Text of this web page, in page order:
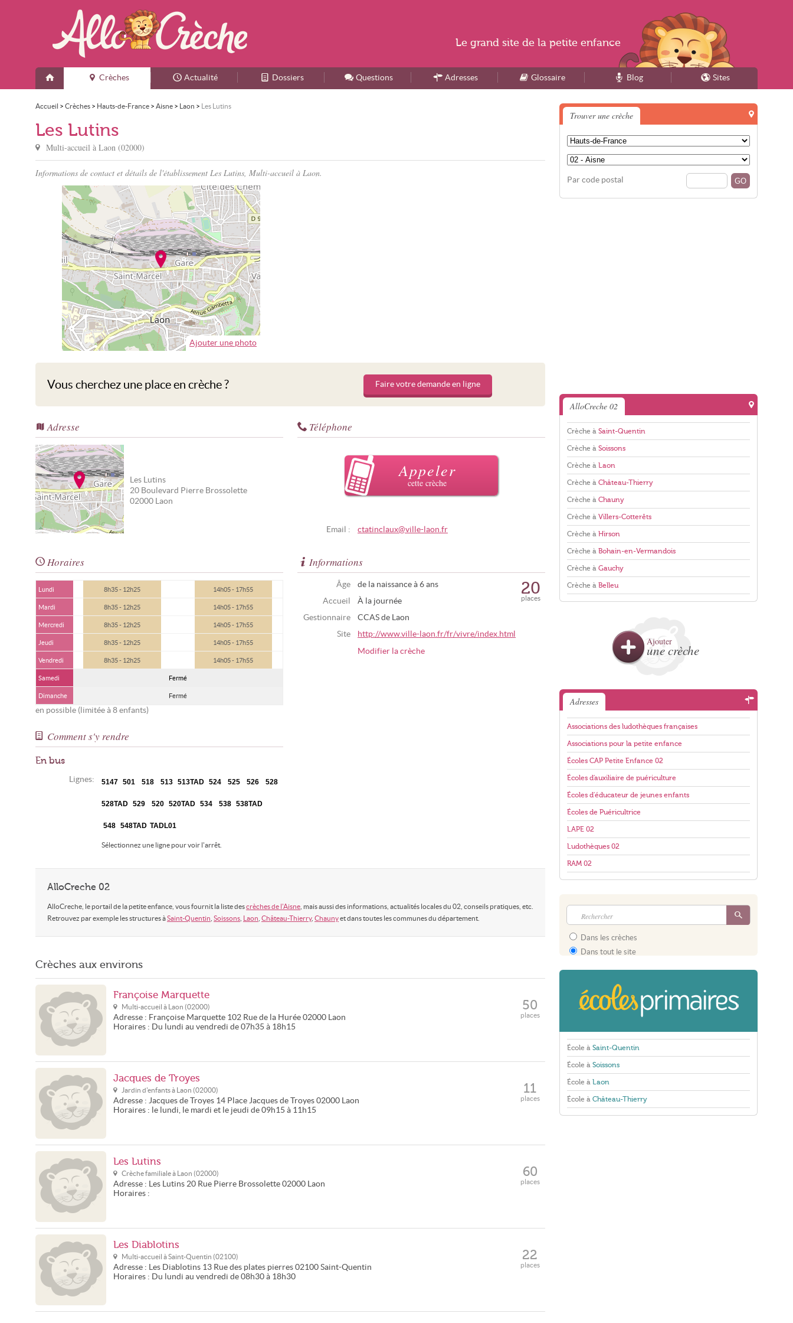
Accueil
Crèches Actualité Dossiers Questions Adresses Glossaire Blog Sites
Accueil > Crèches > Hauts-de-France > Aisne > Laon > Les Lutins
Les Lutins
Multi-accueil à Laon (02000)
Informations de contact et détails de l'établissement Les Lutins, Multi-accueil à Laon.
Ajouter une photo
Vous cherchez une place en crèche ? Faire votre demande en ligne
Adresse
Les Lutins
20 Boulevard Pierre Brossolette
02000 Laon
Téléphone
Appeler
cette crèche
Email : ctatinclaux@ville-laon.fr
Horaires
Lundi 8h35 - 12h25 14h05 - 17h55
Mardi 8h35 - 12h25 14h05 - 17h55
Mercredi 8h35 - 12h25 14h05 - 17h55
Jeudi 8h35 - 12h25 14h05 - 17h55
Vendredi 8h35 - 12h25 14h05 - 17h55
Samedi Fermé
Dimanche Fermé
en possible (limitée à 8 enfants)
Informations
Âge
de la naissance à 6 ans
Accueil
À la journée
Gestionnaire
CCAS de Laon
Site
http://www.ville-laon.fr/fr/vivre/index.html
places
20
Modifier la crèche
Comment s'y rendre
En bus
Lignes: 5147 501 518 513 513TAD 524 525 526 528
528TAD 529 520 520TAD 534 538 538TAD
548 548TAD TADL01
Sélectionnez une ligne pour voir l'arrêt.
AlloCreche 02
AlloCreche, le portail de la petite enfance, vous fournit la liste descrèches de l'Aisne , mais aussi des informations, actualités locales du 02, conseils pratiques, etc.
Retrouvez par exemple les structures àSaint-Quentin Soissons Laon Château-Thierry, Chaunyet dans toutes les communes du département.
Crèches aux environs
Françoise Marquette
Multi-accueil à Laon (02000)
Adresse : Françoise Marquette 102 Rue de la Hurée 02000 Laon
Horaires : Du lundi au vendredi de 07h35 à 18h15
50
places
Jacques de Troyes
Jardin d'enfants à Laon (02000)
Adresse : Jacques de Troyes 14 Place Jacques de Troyes 02000 Laon
Horaires : le lundi, le mardi et le jeudi de 09h15 à 11h15
11
places
Les Lutins
Crèche familiale à Laon (02000)
Adresse : Les Lutins 20 Rue Pierre Brossolette 02000 Laon
Horaires :
60
places
Les Diablotins
Multi-accueil àSaint-Quentin (02100)
Adresse : Les Diablotins 13 Rue des plates pierres 02100 Saint-Quentin
Horaires : Du lundi au vendredi de 08h30 à 18h30
22
places
Trouver une crèche
Par code postal
AlloCreche 02
Crèche à Saint-Quentin
Crèche à Soissons
Crèche à Laon
Crèche à Château-Thierry
Crèche à Chauny
Crèche à Villers-Cotterêts
Crèche à Hirson
Crèche à Bohain-en-Vermandois
Crèche à Gauchy
Crèche à Belleu
Ajouter
une crèche
Adresses
Associations des ludothèques françaises
Associations pour la petite enfance
Écoles CAP Petite Enfance 02
Écoles d'auxiliaire de puériculture
Écoles d'éducateur de jeunes enfants
Écoles de Puéricultrice
LAPE 02
Ludothèques 02
RAM 02
Dans les crèches
Dans tout le site
École à Saint-Quentin
École à Soissons
École à Laon
École à Château-Thierry
Le grand site de la petite enfance